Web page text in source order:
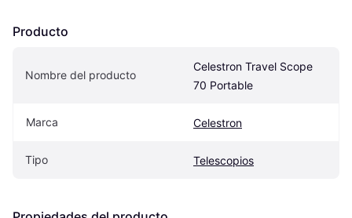
Producto
Nombre del producto
Celestron Travel Scope
70 Portable
Marca Celestron
Tipo Telescopios